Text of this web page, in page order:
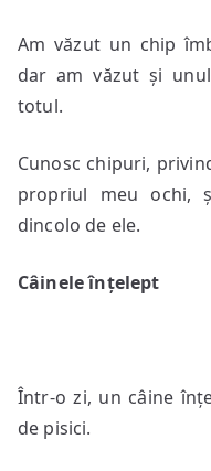
Am văzut un chip
dar am văzut și
totul.
Cunosc chipuri,
propriul meu ochi,
dincolo de ele.
Câinele înțelept
Într-o zi, un câine
de pisici.